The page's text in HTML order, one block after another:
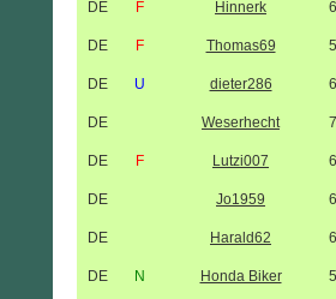
DE F Hinnerk
DE F Thomas69
DE U dieter286
DE Weserhecht
DE F Lutzi007
DE Jo1959
DE Harald62
DE N Honda Biker